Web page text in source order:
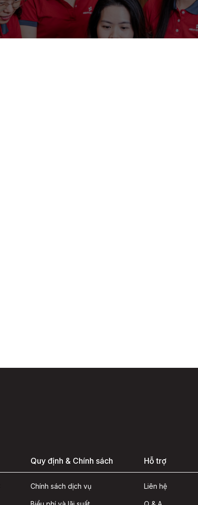
Quy định & Chính sách
Chính sách dịch vụ
Hỗ trợ
Liên hệ